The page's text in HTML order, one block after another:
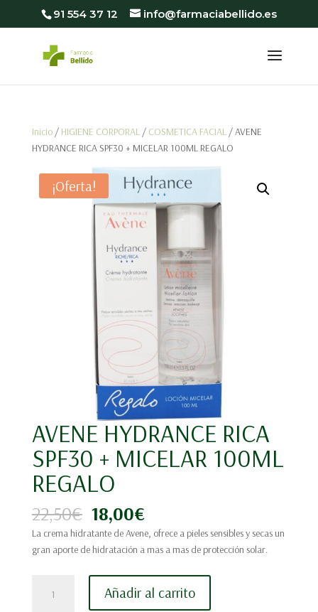
91 554 37 12 info@farmaciabellido.es
Inicio/ HIGIENE CORPORAL/ COSMETICA FACIAL/ AVENE
HYDRANCE RICA SPF30 + MICELAR 100ML REGALO
¡Oferta!
AVENE HYDRANCE RICA
SPF30 + MICELAR 100ML
REGALO
22,50€ El
precio
original
22,50€.
18,00€El
precio
actual
18,00€.
La crema hidratante de Avene, ofrece a pieles sensibles y secas un
gran aporte de hidratación a mas a mas de protección solar.
HYDRANCE
Añadir al carrito